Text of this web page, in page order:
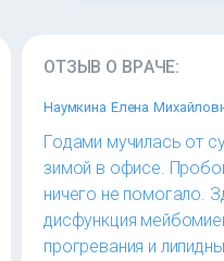
ОТЗЫВ О ВРАЧЕ:
Наумкина Елена
Годами мучилась от
зимой в офисе.
ничего не помогало.
дисфункция
прогревания и